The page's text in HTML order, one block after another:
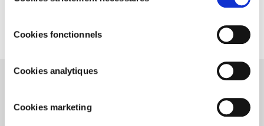
autorisent à activer le filtre anti-spam Recaptcha. Nos
partenaires utilisent des cookies marketing pour vous
consulter tous les détails dans notre
Politique Cookies
Cookies fonctionnels
Cookies analytiques
Cookies marketing